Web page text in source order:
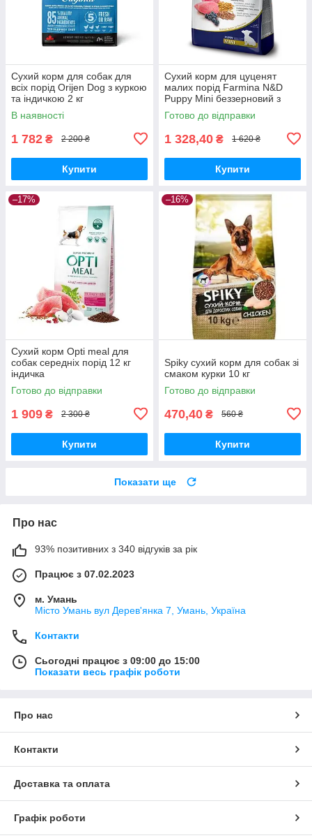
Сухий корм для собак для
всіх порід Orijen Dog з куркою
та індичкою 2 кг
В наявності
1 782 ₴ 2 200 ₴
Купити
Сухий корм для цуценят
малих порід Farmina N&D
Puppy Mini беззерновий з
ягням, гарбузом і чорницею
2.5кг
Готово до відправки
1 328,40 ₴ 1 620 ₴
Купити
–17%
Сухий корм Opti meal для
собак середніх порід 12 кг
індичка
Готово до відправки
1 909 ₴ 2 300 ₴
Купити
–16%
Spiky сухий корм для собак зі
смаком курки 10 кг
Готово до відправки
470,40 ₴ 560 ₴
Купити
Показати ще
Про нас
93% позитивних з 340 відгуків за рік
Працює з 07.02.2023
м. Умань
Місто Умань вул Дерев'янка 7, Умань, Україна
Контакти
Сьогодні працює з 09:00 до 15:00
Показати весь графік роботи
Про нас
Контакти
Доставка та оплата
Графік роботи